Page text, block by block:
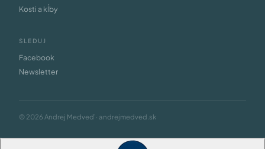
Kosti a kĺby
SLEDUJ
Facebook
Newsletter
© 2026 Andrej Medveď · andrejmedved.sk